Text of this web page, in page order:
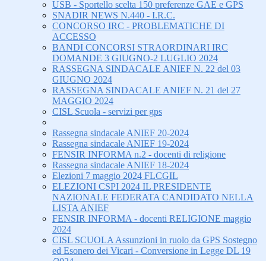
USB - Sportello scelta 150 preferenze GAE e GPS
SNADIR NEWS N.440 - I.R.C.
CONCORSO IRC - PROBLEMATICHE DI
ACCESSO
BANDI CONCORSI STRAORDINARI IRC
DOMANDE 3 GIUGNO-2 LUGLIO 2024
RASSEGNA SINDACALE ANIEF N. 22 del 03
GIUGNO 2024
RASSEGNA SINDACALE ANIEF N. 21 del 27
MAGGIO 2024
CISL Scuola - servizi per gps
Rassegna sindacale ANIEF 20-2024
Rassegna sindacale ANIEF 19-2024
FENSIR INFORMA n.2 - docenti di religione
Rassegna sindacale ANIEF 18-2024
Elezioni 7 maggio 2024 FLCGIL
ELEZIONI CSPI 2024 IL PRESIDENTE
NAZIONALE FEDERATA CANDIDATO NELLA
LISTA ANIEF
FENSIR INFORMA - docenti RELIGIONE maggio
2024
CISL SCUOLA Assunzioni in ruolo da GPS Sostegno
ed Esonero dei Vicari - Conversione in Legge DL 19